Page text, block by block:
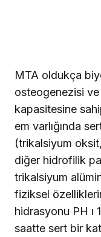
MTA oldukça
osteogenezisi
kapasitesine
em varlığında
(trikalsiyum
diğer hidrofilik
trikalsiyum
fiziksel
hidrasyonu PH ı
saatte sert bir